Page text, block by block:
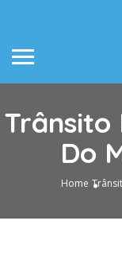
Trânsito
Do
Home